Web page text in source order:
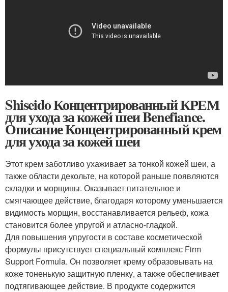
Shiseido Концентрированный КРЕМ
для ухода за кожей шеи Benefiance.
Описание Концентрированный крем
для ухода за кожей шеи
Этот крем заботливо ухаживает за тонкой кожей шеи, а
также области декольте, на которой раньше появляются
складки и морщины. Оказывает питательное и
смягчающее действие, благодаря которому уменьшается
видимость морщин, восстанавливается рельеф, кожа
становится более упругой и атласно-гладкой.
Для повышения упругости в составе косметической
формулы присутствует специальный комплекс Firm
Support Formula. Он позволяет крему образовывать на
коже тоненькую защитную пленку, а также обеспечивает
подтягивающее действие. В продукте содержится